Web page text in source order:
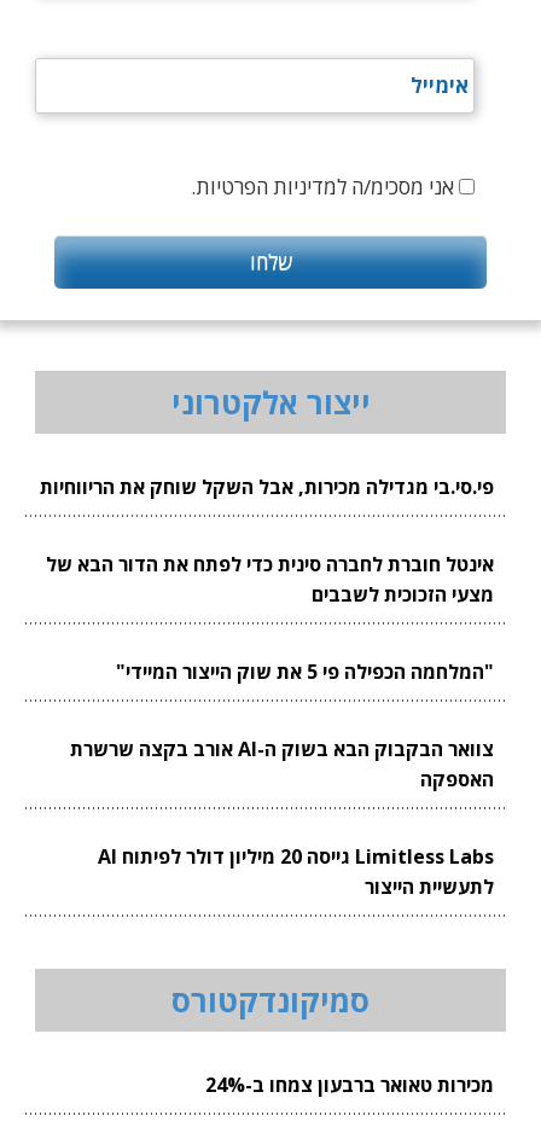
אני מסכימ/ה למדיניות הפרטיות.
ייצור אלקטרוני
פי.סי.בי מגדילה מכירות, אבל השקל שוחק את הריווחיות
אינטל חוברת לחברה סינית כדי לפתח את הדור הבא של
מצעי הזכוכית לשבבים
"המלחמה הכפילה פי 5 את שוק הייצור המיידי"
צוואר הבקבוק הבא בשוק ה-AI אורב בקצה שרשרת
האספקה
Limitless Labs גייסה 20 מיליון דולר לפיתוח AI
לתעשיית הייצור
סמיקונדקטורס
מכירות טאואר ברבעון צמחו ב-24%